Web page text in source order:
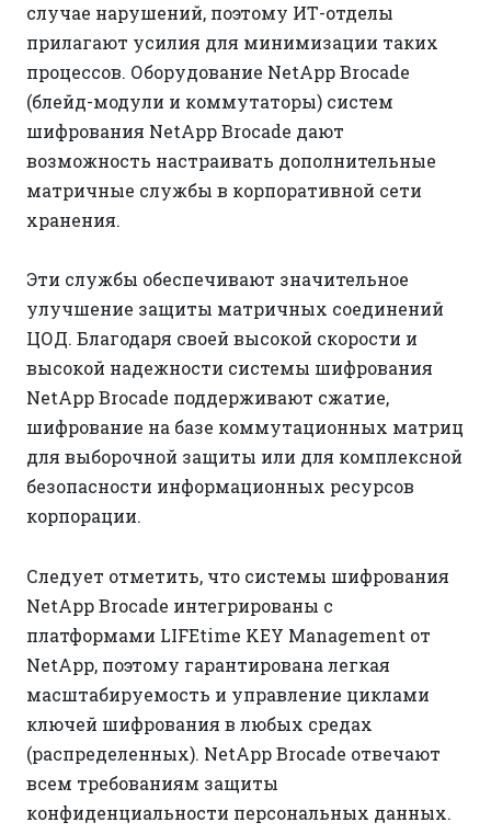
случае нарушений, поэтому ИТ-отделы
прилагают усилия для минимизации таких
процессов. Оборудование NetApp Brocade
(блейд-модули и коммутаторы) систем
шифрования NetApp Brocade дают
возможность настраивать дополнительные
матричные службы в корпоративной сети
хранения.
Эти службы обеспечивают значительное
улучшение защиты матричных соединений
ЦОД. Благодаря своей высокой скорости и
высокой надежности системы шифрования
NetApp Brocade поддерживают сжатие,
шифрование на базе коммутационных матриц
для выборочной защиты или для комплексной
безопасности информационных ресурсов
корпорации.
Следует отметить, что системы шифрования
NetApp Brocade интегрированы с
платформами LIFEtime KEY Management от
NetApp, поэтому гарантирована легкая
масштабируемость и управление циклами
ключей шифрования в любых средах
(распределенных). NetApp Brocade отвечают
всем требованиям защиты
конфиденциальности персональных данных.